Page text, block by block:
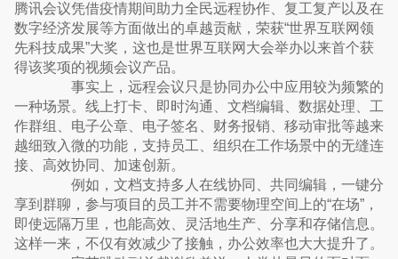
腾讯会议凭借疫情期间助力全民远程协作、复工复产以及在
数字经济发展等方面做出的卓越贡献，荣获“世界互联网领
先科技成果”大奖，这也是世界互联网大会举办以来首个获
得该奖项的视频会议产品。
事实上，远程会议只是协同办公中应用较为频繁的
一种场景。线上打卡、即时沟通、文档编辑、数据处理、工
作群组、电子公章、电子签名、财务报销、移动审批等越来
越细致入微的功能，支持员工、组织在工作场景中的无缝连
接、高效协同、加速创新。
例如，文档支持多人在线协同、共同编辑，一键分
享到群聊，参与项目的员工并不需要物理空间上的“在场”，
即使远隔万里，也能高效、灵活地生产、分享和存储信息。
这样一来，不仅有效减少了接触，办公效率也大大提升了。